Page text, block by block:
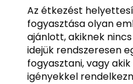
Az étkezést
fogyasztása olyan
ajánlott, akiknek
idejük rendszeresen
fogyasztani, vagy
igényekkel